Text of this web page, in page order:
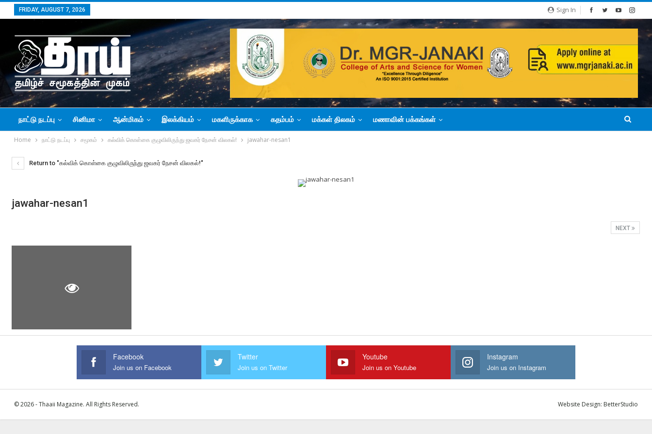
Sign In
FRIDAY, AUGUST 7, 2026
நாட்டு நடப்பு சினிமா ஆன்மிகம் இலக்கியம் மகளிருக்காக கதம்பம் மக்கள் திலகம் மணாவின் பக்கங்கள்
Home நாட்டு நடப்பு சமூகம் கல்விக் கொள்கை குழுவிலிருந்து ஜவகர் நேசன் விலகல்! jawahar-nesan1
Return to "கல்விக் கொள்கை குழுவிலிருந்து ஜவகர் நேசன் விலகல்!"
jawahar-nesan1
NEXT
Facebook
Join us on Facebook
Twitter
Join us on Twitter
Youtube
Join us on Youtube
Instagram
Join us on Instagram
© 2026 - Thaaii Magazine. All Rights Reserved. Website Design: BetterStudio